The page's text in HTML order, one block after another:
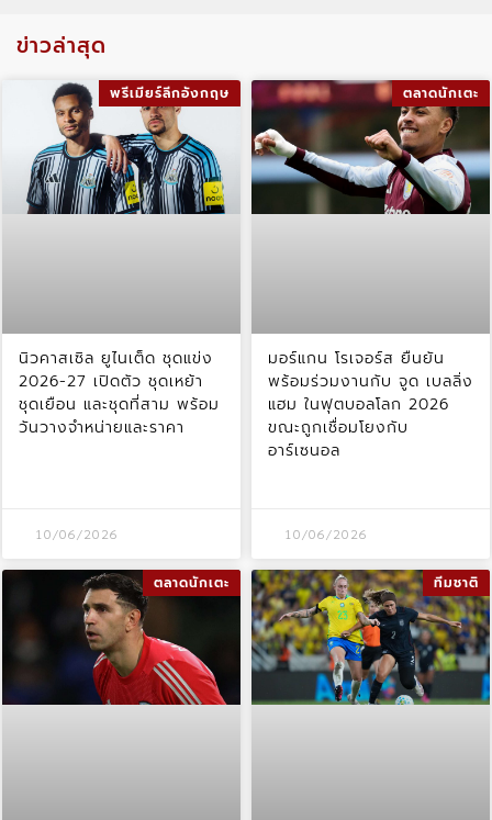
ข่าวล่าสุด
พรีเมียร์ลีกอังกฤษ
นิวคาสเซิล ยูไนเต็ด ชุดแข่ง
2026-27 เปิดตัว ชุดเหย้า
ชุดเยือน และชุดที่สาม พร้อม
วันวางจำหน่ายและราคา
10/06/2026
ตลาดนักเตะ
มอร์แกน โรเจอร์ส ยืนยัน
พร้อมร่วมงานกับ จูด เบลลิ่ง
แฮม ในฟุตบอลโลก 2026
ขณะถูกเชื่อมโยงกับ
อาร์เซนอล
10/06/2026
ตลาดนักเตะ ทีมชาติ